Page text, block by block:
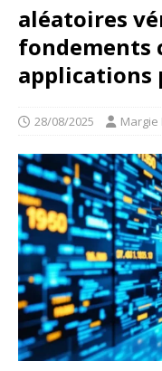
aléatoires
fondements
applications
28/08/2025 Margie